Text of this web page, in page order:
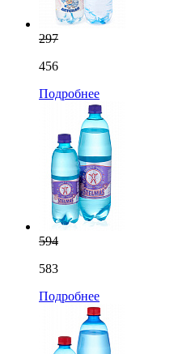
297
456
Подробнее
594
583
Подробнее